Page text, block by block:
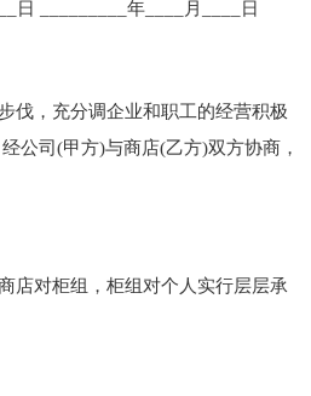
_________年____月____日
，充分调企业和职工的经营积极
公司(甲方)与商店(乙方)双方协商，
对柜组，柜组对个人实行层层承